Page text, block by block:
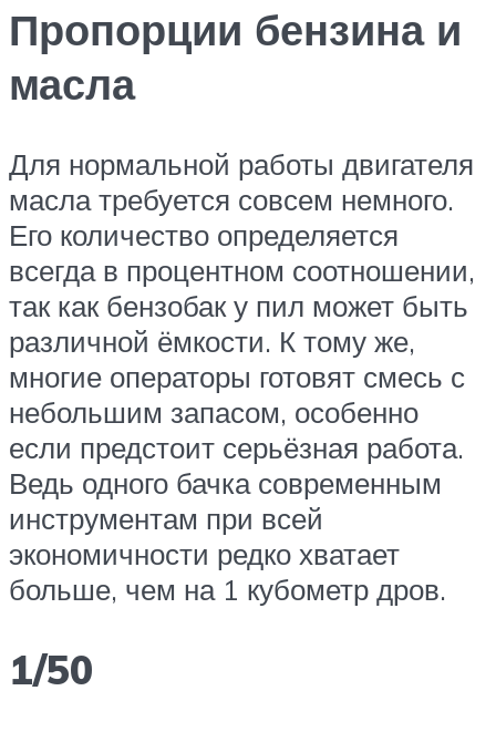
Пропорции бензина и
масла
Для нормальной работы двигателя
масла требуется совсем немного.
Его количество определяется
всегда в процентном соотношении,
так как бензобак у пил может быть
различной ёмкости. К тому же,
многие операторы готовят смесь с
небольшим запасом, особенно
если предстоит серьёзная работа.
Ведь одного бачка современным
инструментам при всей
экономичности редко хватает
больше, чем на 1 кубометр дров.
1/50